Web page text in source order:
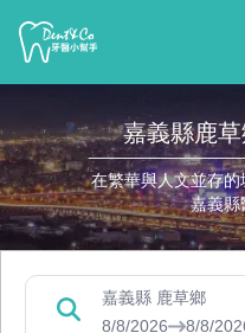
嘉義縣鹿
在繁華與人文並存
嘉義縣
嘉義縣 鹿草鄉
8/8/2026
8/8/